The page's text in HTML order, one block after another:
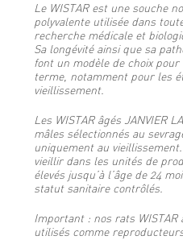
Le WISTAR est une souche
polyvalente utilisée dans
recherche médicale et
Sa longévité ainsi que sa
font un modèle de choix
terme, notamment pour les
vieillissement.
Les WISTAR âgés JANVIER
mâles sélectionnés au
uniquement au
vieillir dans les unités de
élevés jusqu’à l’âge de 24
statut sanitaire contrôlés.
Important : nos rats WISTAR
utilisés comme